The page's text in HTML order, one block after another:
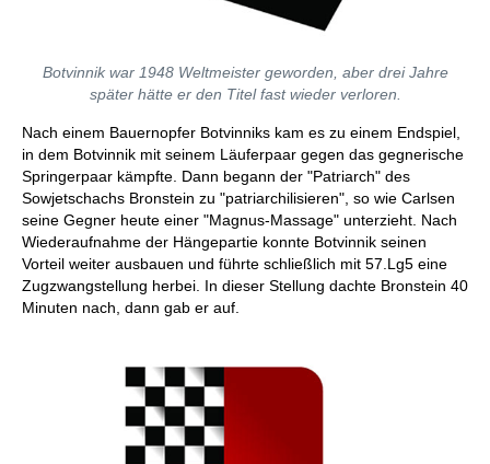
Botvinnik war 1948 Weltmeister geworden, aber drei Jahre
später hätte er den Titel fast wieder verloren.
Nach einem Bauernopfer Botvinniks kam es zu einem Endspiel,
in dem Botvinnik mit seinem Läuferpaar gegen das gegnerische
Springerpaar kämpfte. Dann begann der "Patriarch" des
Sowjetschachs Bronstein zu "patriarchilisieren", so wie Carlsen
seine Gegner heute einer "Magnus-Massage" unterzieht. Nach
Wiederaufnahme der Hängepartie konnte Botvinnik seinen
Vorteil weiter ausbauen und führte schließlich mit 57.Lg5 eine
Zugzwangstellung herbei. In dieser Stellung dachte Bronstein 40
Minuten nach, dann gab er auf.